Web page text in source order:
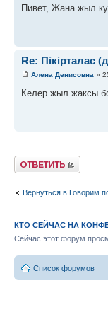
Пивет, Жана жыл
Re: Пікірталас
Алена Денисовна »
Келер жыл жаксы
Ответить
Вернуться в Говорим
КТО СЕЙЧАС НА
Сейчас этот форум
Список форумов